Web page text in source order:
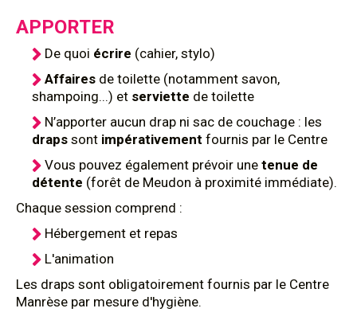
APPORTER
De quoi écrire (cahier, stylo)
Affaires de toilette (notamment savon,
shampoing...) et serviette de toilette
N’apporter aucun drap ni sac de couchage : les
draps sont impérativement fournis par le Centre
Vous pouvez également prévoir une tenue de
détente (forêt de Meudon à proximité immédiate).
Chaque session comprend :
Hébergement et repas
L'animation
Les draps sont obligatoirement fournis par le Centre
Manrèse par mesure d'hygiène.